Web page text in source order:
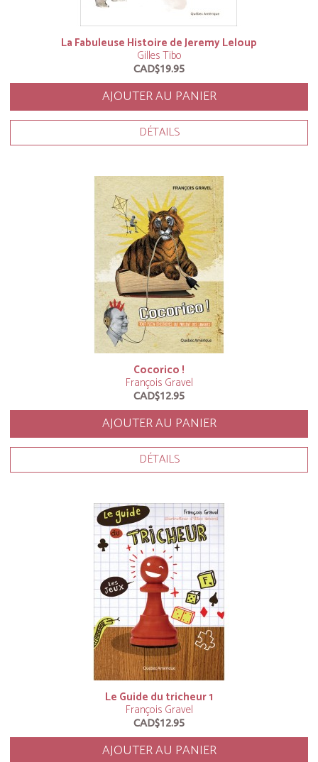
La Fabuleuse Histoire de Jeremy Leloup
Gilles Tibo
CAD$19.95
AJOUTER AU PANIER
DÉTAILS
Cocorico !
François Gravel
CAD$12.95
AJOUTER AU PANIER
DÉTAILS
Le Guide du tricheur 1
François Gravel
CAD$12.95
AJOUTER AU PANIER